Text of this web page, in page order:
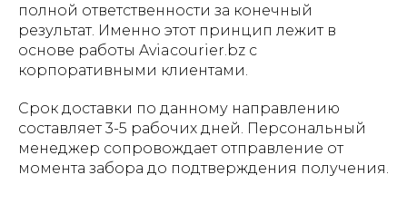
полной ответственности за конечный
результат. Именно этот принцип лежит в
основе работы Aviacourier.bz с
корпоративными клиентами.
Срок доставки по данному направлению
составляет 3-5 рабочих дней. Персональный
менеджер сопровождает отправление от
момента забора до подтверждения получения.